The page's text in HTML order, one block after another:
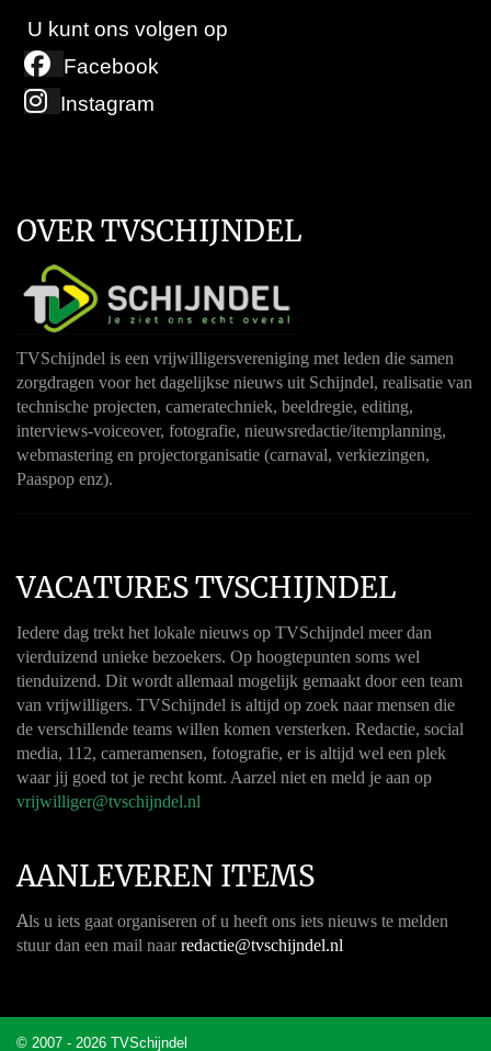
U kunt ons volgen op
Facebook
Instagram
OVER TVSCHIJNDEL
TVSchijndel is een vrijwilligersvereniging met leden die samen
zorgdragen voor het dagelijkse nieuws uit Schijndel, realisatie van
technische projecten, cameratechniek, beeldregie, editing,
interviews-voiceover, fotografie, nieuwsredactie/itemplanning,
webmastering en projectorganisatie (carnaval, verkiezingen,
Paaspop enz).
VACATURES TVSCHIJNDEL
Iedere dag trekt het lokale nieuws op TVSchijndel meer dan
vierduizend unieke bezoekers. Op hoogtepunten soms wel
tienduizend. Dit wordt allemaal mogelijk gemaakt door een team
van vrijwilligers. TVSchijndel is altijd op zoek naar mensen die
de verschillende teams willen komen versterken. Redactie, social
media, 112, cameramensen, fotografie, er is altijd wel een plek
waar jij goed tot je recht komt. Aarzel niet en meld je aan op
vrijwilliger@tvschijndel.nl
AANLEVEREN ITEMS
Als u iets gaat organiseren of u heeft ons iets nieuws te melden
stuur dan een mail naar redactie@tvschijndel.nl
© 2007 - 2026 TVSchijndel